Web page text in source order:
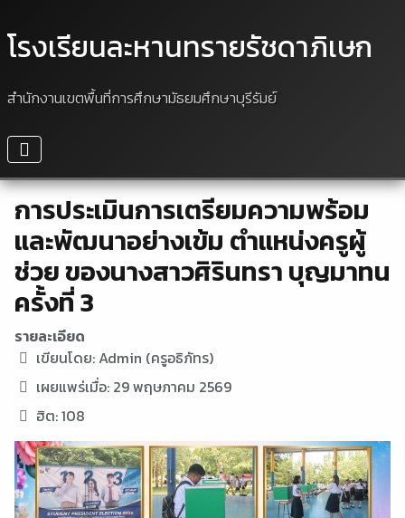
โรงเรียนละหานทรายรัชดาภิเษก
สำนักงานเขตพื้นที่การศึกษามัธยมศึกษาบุรีรัมย์
การประเมินการเตรียมความพร้อม
และพัฒนาอย่างเข้ม ตำแหน่งครูผู้
ช่วย ของนางสาวศิรินทรา บุญมาทน
ครั้งที่ 3
รายละเอียด
เขียนโดย: Admin (ครูอธิภัทร)
เผยแพร่เมื่อ: 29 พฤษภาคม 2569
ฮิต: 108